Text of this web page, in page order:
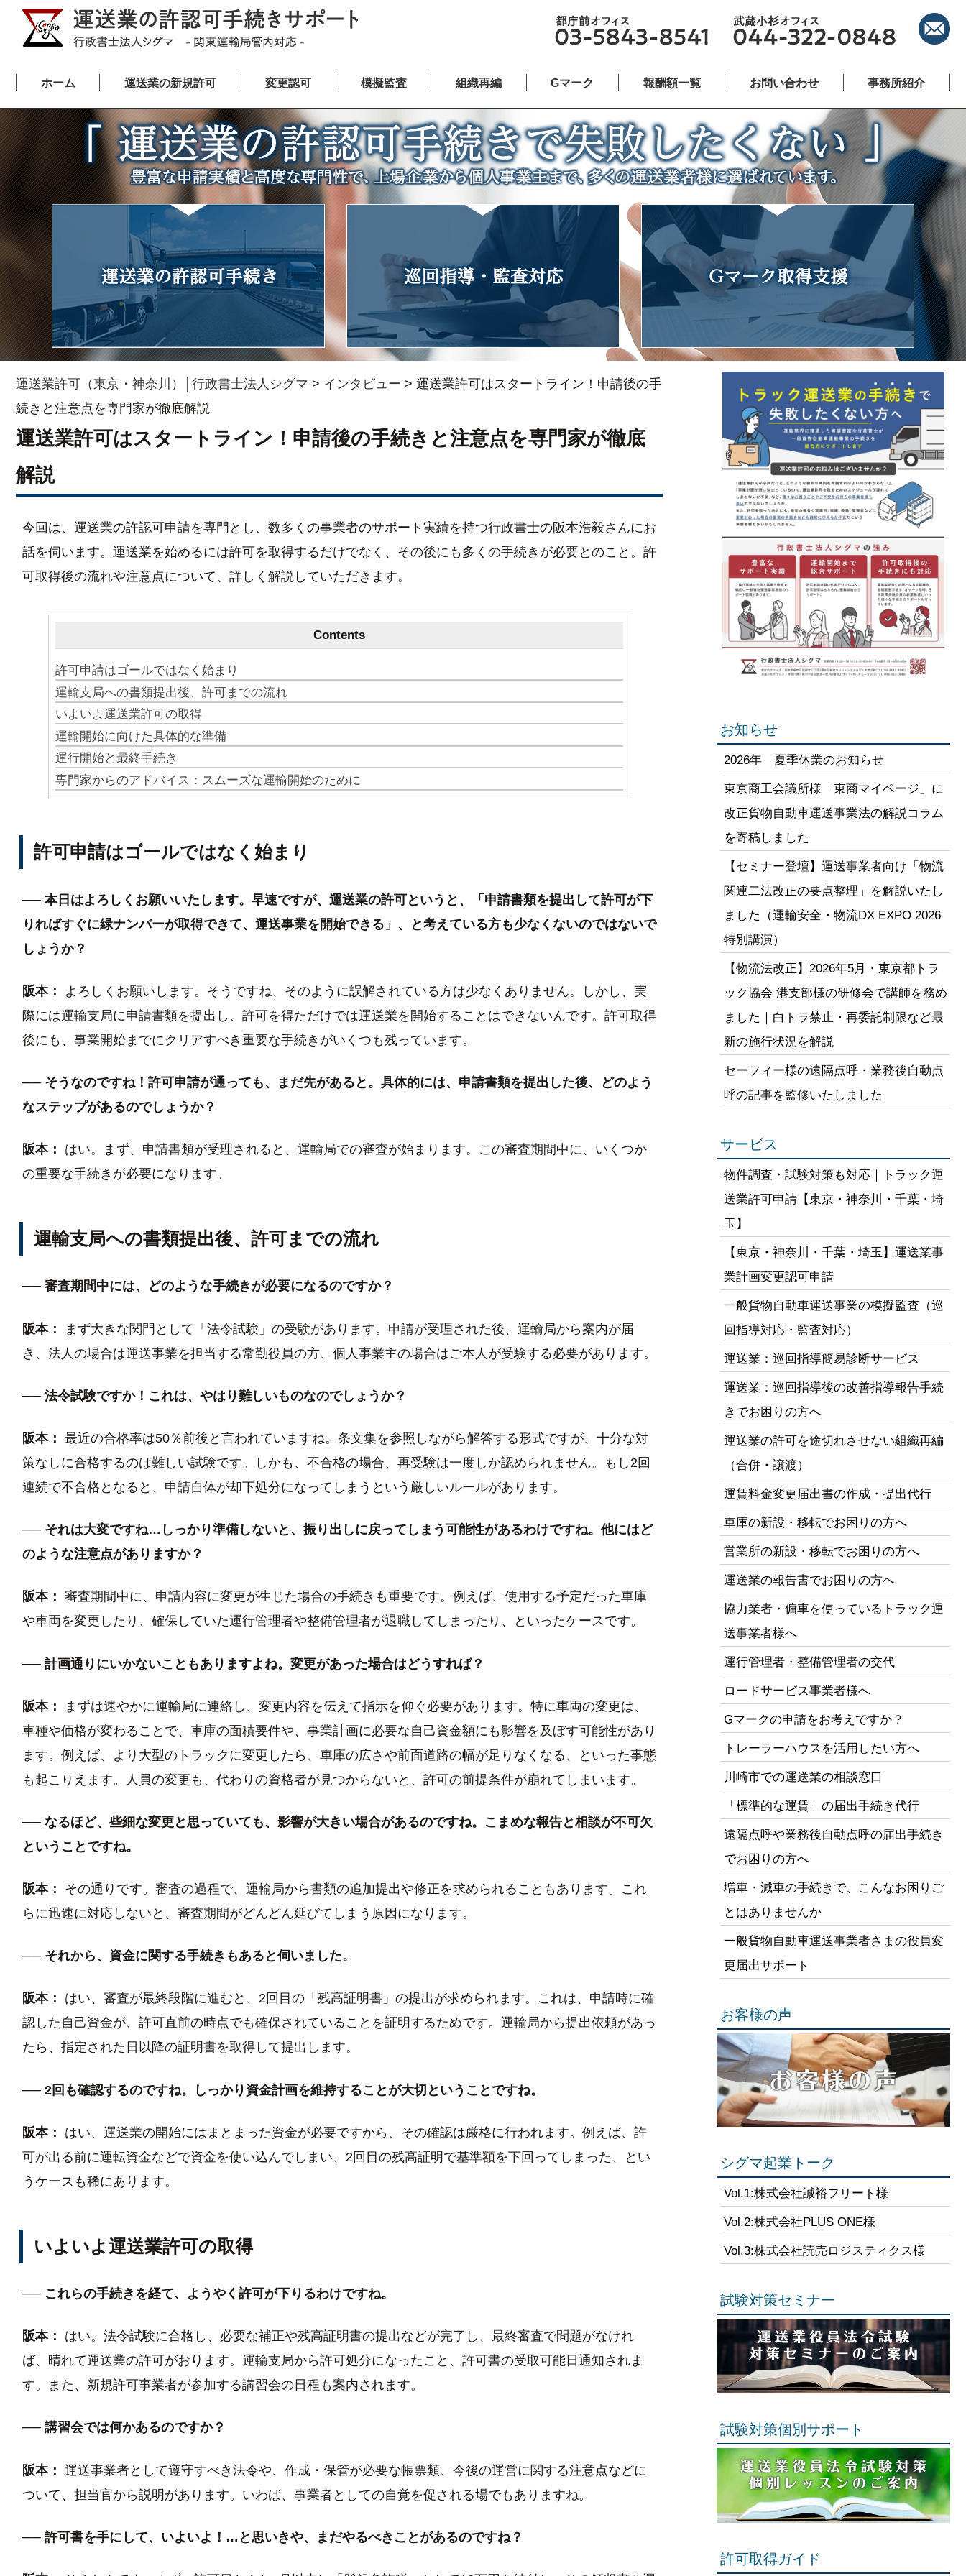
ホーム 運送業の新規許可 変更認可 模擬監査 組織再編 Gマーク 報酬額一覧 お問い合わせ 事務所紹介
運送業許可（東京・神奈川）│行政書士法人シグマ > インタビュー > 運送業許可はスタートライン！申請後の手
続きと注意点を専門家が徹底解説
運送業許可はスタートライン！申請後の手続きと注意点を専門家が徹底
解説
今回は、運送業の許認可申請を専門とし、数多くの事業者のサポート実績を持つ行政書士の阪本浩毅さんにお
話を伺います。運送業を始めるには許可を取得するだけでなく、その後にも多くの手続きが必要とのこと。許
可取得後の流れや注意点について、詳しく解説していただきます。
Contents
許可申請はゴールではなく始まり
運輸支局への書類提出後、許可までの流れ
いよいよ運送業許可の取得
運輸開始に向けた具体的な準備
運行開始と最終手続き
専門家からのアドバイス：スムーズな運輸開始のために
許可申請はゴールではなく始まり
── 本日はよろしくお願いいたします。早速ですが、運送業の許可というと、「申請書類を提出して許可が下
りればすぐに緑ナンバーが取得できて、運送事業を開始できる」、と考えている方も少なくないのではないで
しょうか？
阪本：
よろしくお願いします。そうですね、そのように誤解されている方は少なくありません。しかし、実
際には運輸支局に申請書類を提出し、許可を得ただけでは運送業を開始することはできないんです。許可取得
後にも、事業開始までにクリアすべき重要な手続きがいくつも残っています。
── そうなのですね！許可申請が通っても、まだ先があると。具体的には、申請書類を提出した後、どのよう
なステップがあるのでしょうか？
阪本：
はい。まず、申請書類が受理されると、運輸局での審査が始まります。この審査期間中に、いくつか
の重要な手続きが必要になります。
運輸支局への書類提出後、許可までの流れ
── 審査期間中には、どのような手続きが必要になるのですか？
阪本：
まず大きな関門として「法令試験」の受験があります。申請が受理された後、運輸局から案内が届
き、法人の場合は運送事業を担当する常勤役員の方、個人事業主の場合はご本人が受験する必要があります。
── 法令試験ですか！これは、やはり難しいものなのでしょうか？
阪本： 最近の合格率は50％前後と言われていますね。条文集を参照しながら解答する形式ですが、十分な対
策なしに合格するのは難しい試験です。しかも、不合格の場合、再受験は一度しか認められません。もし2回
連続で不合格となると、申請自体が却下処分になってしまうという厳しいルールがあります。
── それは大変ですね…しっかり準備しないと、振り出しに戻ってしまう可能性があるわけですね。他にはど
のような注意点がありますか？
阪本：
審査期間中に、申請内容に変更が生じた場合の手続きも重要です。例えば、使用する予定だった車庫
や車両を変更したり、確保していた運行管理者や整備管理者が退職してしまったり、といったケースです。
── 計画通りにいかないこともありますよね。変更があった場合はどうすれば？
阪本：
まずは速やかに運輸局に連絡し、変更内容を伝えて指示を仰ぐ必要があります。特に車両の変更は、
車種や価格が変わることで、車庫の面積要件や、事業計画に必要な自己資金額にも影響を及ぼす可能性があり
ます。例えば、より大型のトラックに変更したら、車庫の広さや前面道路の幅が足りなくなる、といった事態
も起こりえます。人員の変更も、代わりの資格者が見つからないと、許可の前提条件が崩れてしまいます。
── なるほど、些細な変更と思っていても、影響が大きい場合があるのですね。こまめな報告と相談が不可欠
ということですね。
阪本：
その通りです。審査の過程で、運輸局から書類の追加提出や修正を求められることもあります。これ
らに迅速に対応しないと、審査期間がどんどん延びてしまう原因になります。
── それから、資金に関する手続きもあると伺いました。
阪本：
はい、審査が最終段階に進むと、2回目の「残高証明書」の提出が求められます。これは、申請時に確
認した自己資金が、許可直前の時点でも確保されていることを証明するためです。運輸局から提出依頼があっ
たら、指定された日以降の証明書を取得して提出します。
── 2回も確認するのですね。しっかり資金計画を維持することが大切ということですね。
阪本：
はい、運送業の開始にはまとまった資金が必要ですから、その確認は厳格に行われます。例えば、許
可が出る前に運転資金などで資金を使い込んでしまい、2回目の残高証明で基準額を下回ってしまった、とい
うケースも稀にあります。
いよいよ運送業許可の取得
── これらの手続きを経て、ようやく許可が下りるわけですね。
阪本：
はい。法令試験に合格し、必要な補正や残高証明書の提出などが完了し、最終審査で問題がなけれ
ば、晴れて運送業の許可がおります。運輸支局から許可処分になったこと、許可書の受取可能日通知されま
す。また、新規許可事業者が参加する講習会の日程も案内されます。
── 講習会では何かあるのですか？
阪本： 運送事業者として遵守すべき法令や、作成・保管が必要な帳票類、今後の運営に関する注意点などに
ついて、担当官から説明があります。いわば、事業者としての自覚を促される場でもありますね。
── 許可書を手にして、いよいよ！…と思いきや、まだやるべきことがあるのですね？
お知らせ
2026年 夏季休業のお知らせ
東京商工会議所様「東商マイページ」に
改正貨物自動車運送事業法の解説コラム
を寄稿しました
【セミナー登壇】運送事業者向け「物流
関連二法改正の要点整理」を解説いたし
ました（運輸安全・物流DX EXPO 2026
特別講演）
【物流法改正】2026年5月・東京都トラ
ック協会 港支部様の研修会で講師を務め
ました｜白トラ禁止・再委託制限など最
新の施行状況を解説
セーフィー様の遠隔点呼・業務後自動点
呼の記事を監修いたしました
サービス
物件調査・試験対策も対応｜トラック運
送業許可申請【東京・神奈川・千葉・埼
玉】
【東京・神奈川・千葉・埼玉】運送業事
業計画変更認可申請
一般貨物自動車運送事業の模擬監査（巡
回指導対応・監査対応）
運送業：巡回指導簡易診断サービス
運送業：巡回指導後の改善指導報告手続
きでお困りの方へ
運送業の許可を途切れさせない組織再編
（合併・譲渡）
運賃料金変更届出書の作成・提出代行
車庫の新設・移転でお困りの方へ
営業所の新設・移転でお困りの方へ
運送業の報告書でお困りの方へ
協力業者・傭車を使っているトラック運
送事業者様へ
運行管理者・整備管理者の交代
ロードサービス事業者様へ
Gマークの申請をお考えですか？
トレーラーハウスを活用したい方へ
川崎市での運送業の相談窓口
「標準的な運賃」の届出手続き代行
遠隔点呼や業務後自動点呼の届出手続き
でお困りの方へ
増車・減車の手続きで、こんなお困りご
とはありませんか
一般貨物自動車運送事業者さまの役員変
更届出サポート
お客様の声
シグマ起業トーク
Vol.1:株式会社誠裕フリート様
Vol.2:株式会社PLUS ONE様
Vol.3:株式会社読売ロジスティクス様
試験対策セミナー
試験対策個別サポート
許可取得ガイド